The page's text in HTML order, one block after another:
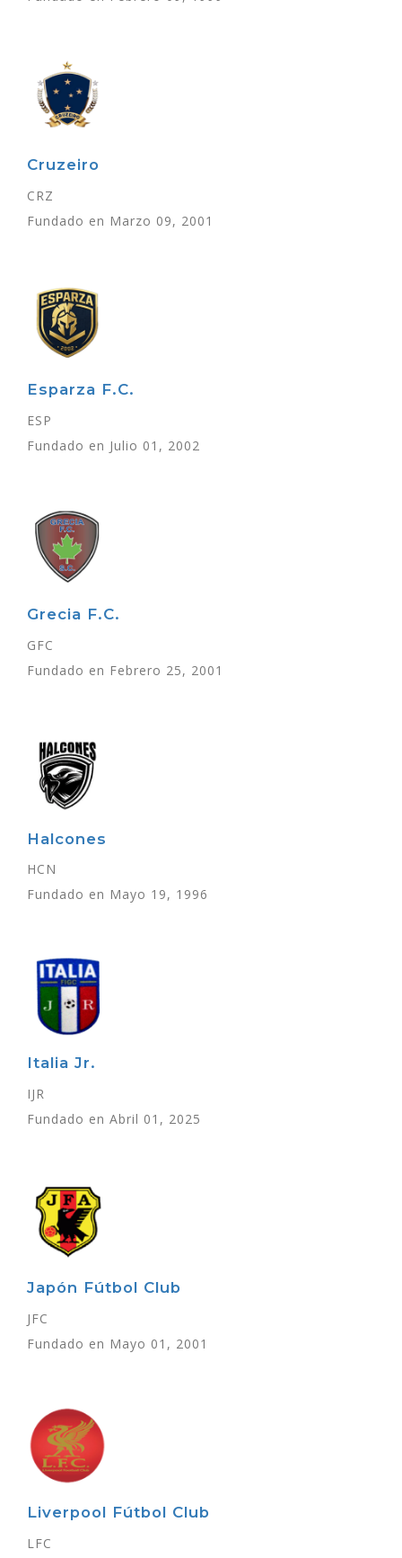
Cruzeiro
CRZ
Fundado en Marzo 09, 2001
Esparza F.C.
ESP
Fundado en Julio 01, 2002
Grecia F.C.
GFC
Fundado en Febrero 25, 2001
Halcones
HCN
Fundado en Mayo 19, 1996
Italia Jr.
IJR
Fundado en Abril 01, 2025
Japón Fútbol Club
JFC
Fundado en Mayo 01, 2001
Liverpool Fútbol Club
LFC